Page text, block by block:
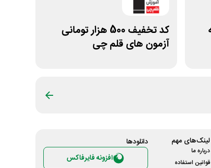
کد تخفیف 500 هزار تومانی
آزمون های قلم چی
لینک‌های مهم
درباره ما
قوانین استفاده
دانلود‌ها
افزونه فایرفاکس